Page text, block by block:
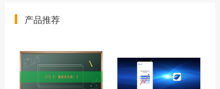
产品推荐